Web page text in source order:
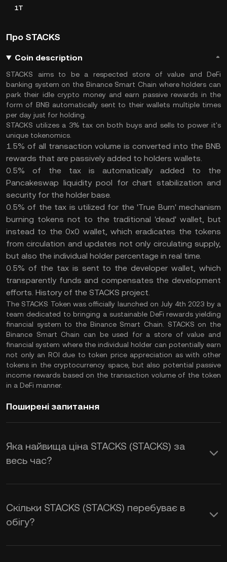
1T
Про STACKS
Coin description
STACKS aims to be a respected store of value and DeFi
banking system on the Binance Smart Chain where holders can
park their idle crypto money and earn passive rewards in the
form of BNB automatically sent to their wallets multiple times
per day just for holding.
STACKS utilizes a 3% tax on both buys and sells to power it's
unique tokenomics.
1.5% of all transaction volume is converted into the BNB
rewards that are passively added to holders wallets.
0.5% of the tax is automatically added to the
Pancakeswap liquidity pool for chart stabilization and
security for the holder base.
0.5% of the tax is utilized for the 'True Burn' mechanism
burning tokens not to the traditional 'dead' wallet, but
instead to the 0x0 wallet, which eradicates the tokens
from circulation and updates not only circulating supply,
but also the individual holder percentage in real time.
0.5% of the tax is sent to the developer wallet, which
transparently funds and compensates the development
efforts. History of the STACKS project.
The STACKS Token was officially launched on July 4th 2023 by a
team dedicated to bringing a sustainable DeFi rewards yielding
financial system to the Binance Smart Chain. STACKS on the
Binance Smart Chain can be used for a store of value and
financial system where the individual holder can potentially earn
not only an ROI due to token price appreciation as with other
tokens in the cryptocurrency space, but also potential passive
income rewards based on the transaction volume of the token
in a DeFi manner.
Поширені запитання
Яка найвища ціна STACKS (STACKS) за
весь час?
Скільки STACKS (STACKS) перебуває в
обігу?